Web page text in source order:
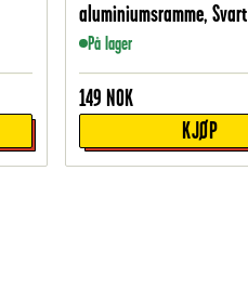
aluminiumsramme, Svart
På lager
149 NOK
KJØP